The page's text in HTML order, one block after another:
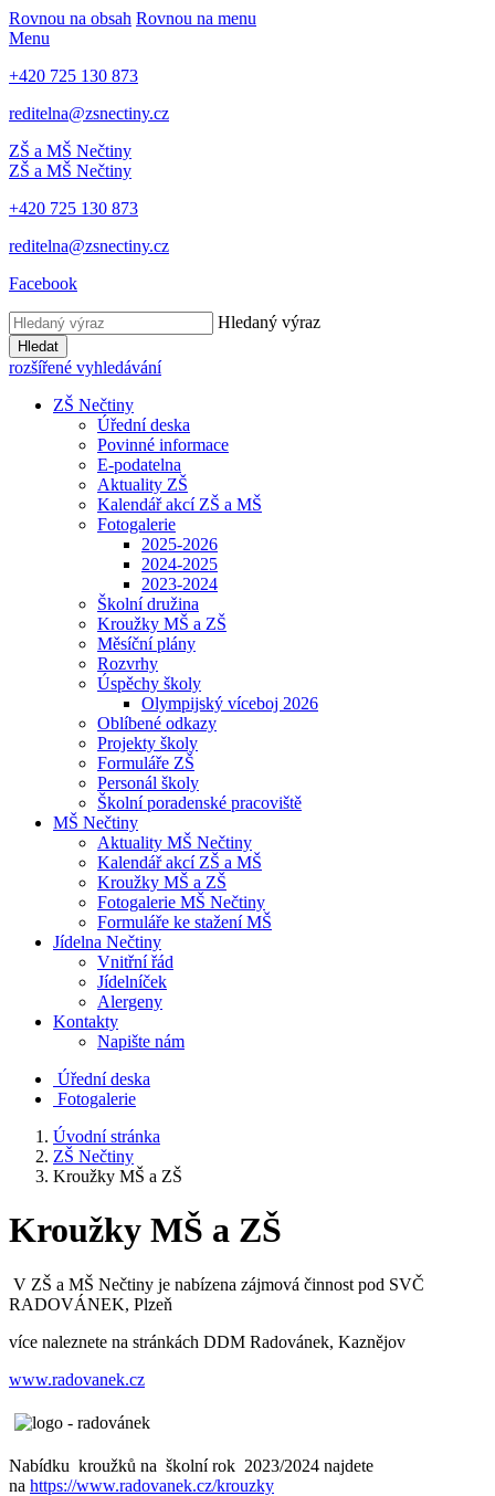
Rovnou na obsah Rovnou na menu
Menu
+420 725 130 873
reditelna@zsnectiny.cz
ZŠ a MŠ Nečtiny
ZŠ a MŠ Nečtiny
+420 725 130 873
reditelna@zsnectiny.cz
Facebook
Hledaný výraz
Hledat
rozšířené vyhledávání
ZŠ Nečtiny
Úřední deska
Povinné informace
E-podatelna
Aktuality ZŠ
Kalendář akcí ZŠ a MŠ
Fotogalerie
2025-2026
2024-2025
2023-2024
Školní družina
Kroužky MŠ a ZŠ
Měsíční plány
Rozvrhy
Úspěchy školy
Olympijský víceboj 2026
Oblíbené odkazy
Projekty školy
Formuláře ZŠ
Personál školy
Školní poradenské pracoviště
MŠ Nečtiny
Aktuality MŠ Nečtiny
Kalendář akcí ZŠ a MŠ
Kroužky MŠ a ZŠ
Fotogalerie MŠ Nečtiny
Formuláře ke stažení MŠ
Jídelna Nečtiny
Vnitřní řád
Jídelníček
Alergeny
Kontakty
Napište nám
Úřední deska
Fotogalerie
Úvodní stránka
ZŠ Nečtiny
Kroužky MŠ a ZŠ
Kroužky MŠ a ZŠ
V ZŠ a MŠ Nečtiny je nabízena zájmová činnost pod SVČ
RADOVÁNEK, Plzeň
více naleznete na stránkách DDM Radovánek, Kaznějov
www.radovanek.cz
Nabídku kroužků na školní rok 2023/2024 najdete
na https://www.radovanek.cz/krouzky